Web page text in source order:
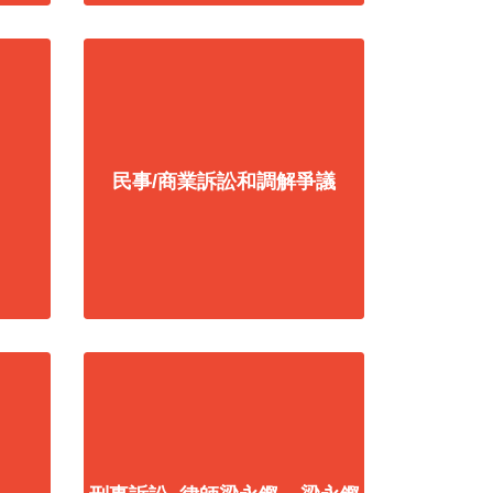
民事/商業訴訟和調解爭議